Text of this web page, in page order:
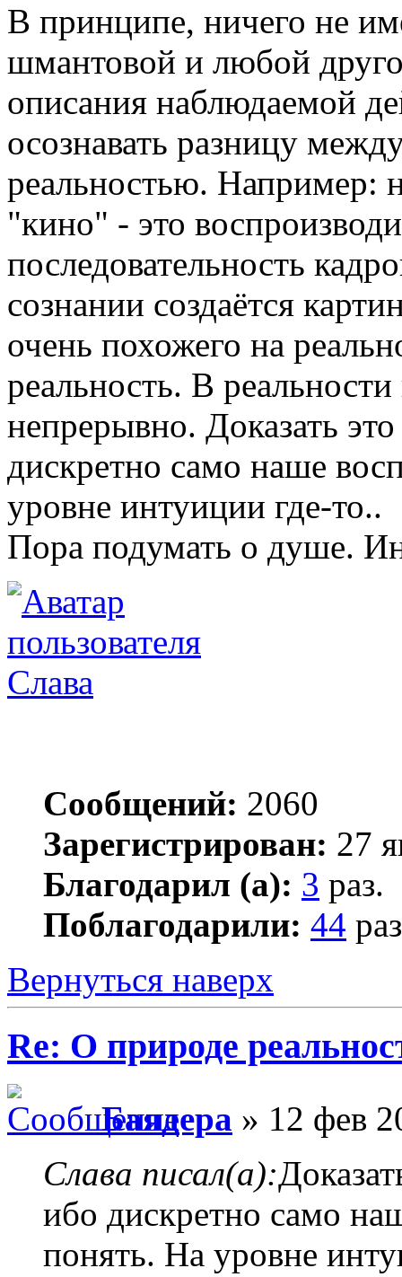
В принципе, ничего не
шмантовой и любой
описания наблюдаемой
осознавать разницу
реальностью. Например:
"кино" - это
последовательность
сознании создаётся
очень похожего на
реальность. В
непрерывно. Доказать
дискретно само наше
уровне интуиции где-то..
Пора подумать о душе.
Слава
Сообщений: 2060
Зарегистрирован: 27
Благодарил (а): 3 раз.
Поблагодарили: 44
Вернуться наверх
Re: О природе
Баядера » 12 фев
Слава писал(а):
ибо дискретно само
понять. На уровне